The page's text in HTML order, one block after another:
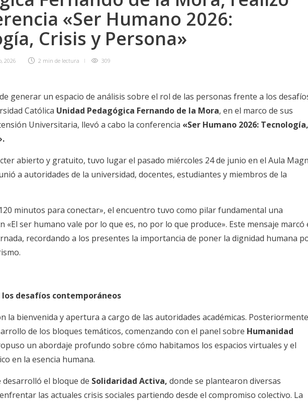
«Ser Humano 2026:
Crisis y Persona»
2026 2 min de lectura 309
generar un espacio de análisis sobre el rol de las personas frente a los
Católica Unidad Pedagógica Fernando de la Mora, en el marco de sus
Universitaria, llevó a cabo la conferencia «Ser Humano 2026: Tecnología,
abierto y gratuito, tuvo lugar el pasado miércoles 24 de junio en el Aula
a autoridades de la universidad, docentes, estudiantes y miembros de la
minutos para conectar», el encuentro tuvo como pilar fundamental una
«El ser humano vale por lo que es, no por lo que produce». Este mensaje marcó
recordando a los presentes la importancia de poner la dignidad humana
desafíos contemporáneos
la bienvenida y apertura a cargo de las autoridades académicas.
de los bloques temáticos, comenzando con el panel sobre Humanidad
un abordaje profundo sobre cómo habitamos los espacios virtuales y el
en la esencia humana.
desarrolló el bloque de Solidaridad Activa, donde se plantearon diversas
las actuales crisis sociales partiendo desde el compromiso colectivo. La